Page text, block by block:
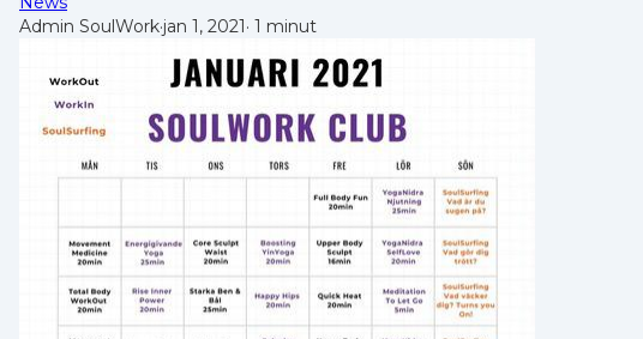
Admin SoulWork·jan 1, 2021· 1 minut